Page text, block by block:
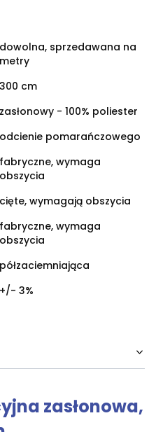
dowolna, sprzedawana na
metry
300 cm
zasłonowy - 100% poliester
odcienie pomarańczowego
fabryczne, wymaga
obszycia
cięte, wymagają obszycia
fabryczne, wymaga
obszycia
półzaciemniająca
+/- 3%
zasłonowa,